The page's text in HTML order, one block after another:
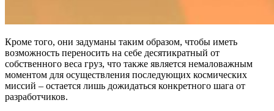
Кроме того, они задуманы таким образом, чтобы иметь
возможность переносить на себе десятикратный от
собственного веса груз, что также является немаловажным
моментом для осуществления последующих космических
миссий – остается лишь дожидаться конкретного шага от
разработчиков.